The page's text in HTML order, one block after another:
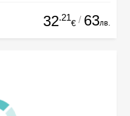
32.21
€ / 63лв.